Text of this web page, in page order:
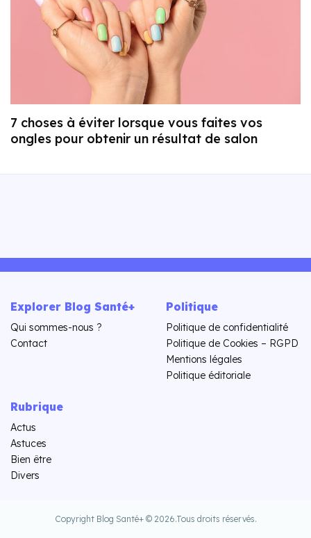
7 choses à éviter lorsque vous faites vos
ongles pour obtenir un résultat de salon
Explorer Blog Santé+
Qui sommes-nous ?
Contact
Politique
Politique de confidentialité
Politique de Cookies – RGPD
Mentions légales
Politique éditoriale
Rubrique
Actus
Astuces
Bien être
Divers
Copyright Blog Santé+ © 2026.Tous droits réservés.